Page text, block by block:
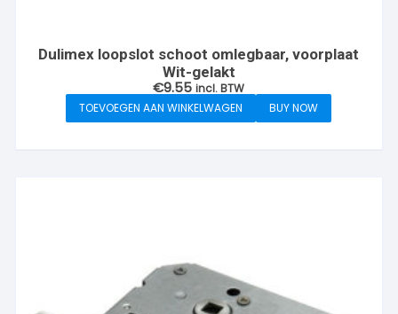
Dulimex loopslot schoot omlegbaar, voorplaat
Wit-gelakt
€9.55 incl. BTW
TOEVOEGEN AAN WINKELWAGEN
BUY NOW